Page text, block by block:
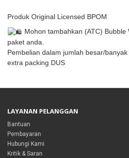
Produk Original Licensed BPOM
Mohon tambahkan (ATC)
paket anda.
Pembelian dalam jumlah besar/
extra packing DUS
LAYANAN PELANGGAN
Bantuan
Pembayaran
Hubungi Kami
Kritik & Saran